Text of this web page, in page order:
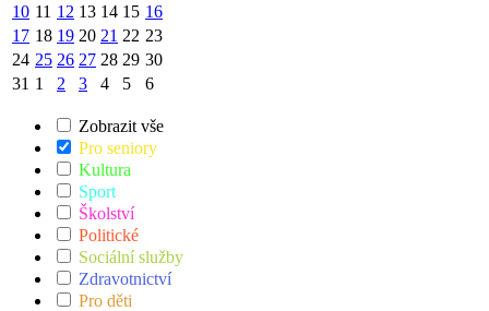
10 11 12 13 14 15 16
17 18 19 20 21 22 23
24 25 26 27 28 29 30
31 1 2 3 4 5 6
Zobrazit vše
Pro seniory
Kultura
Sport
Školství
Politické
Sociální služby
Zdravotnictví
Pro děti